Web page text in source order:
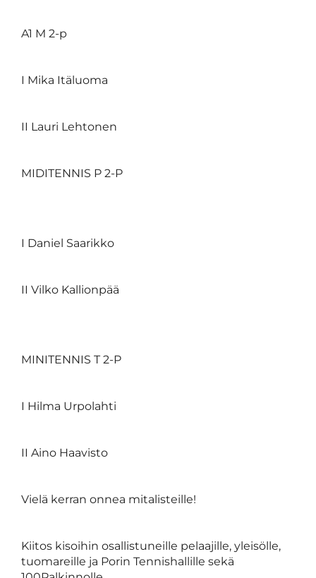
A1 M 2-p
I Mika Itäluoma
II Lauri Lehtonen
MIDITENNIS P 2-P
I Daniel Saarikko
II Vilko Kallionpää
MINITENNIS T 2-P
I Hilma Urpolahti
II Aino Haavisto
Vielä kerran onnea mitalisteille!
Kiitos kisoihin osallistuneille pelaajille, yleisölle,
tuomareille ja Porin Tennishallille sekä